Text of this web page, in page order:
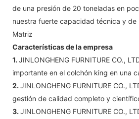
de una presión de 20 toneladas en
nuestra fuerte capacidad técnica y de
Matriz
Características de la empresa
1. JINLONGHENG FURNITURE CO.,
importante en el colchón king en una
2. JINLONGHENG FURNITURE CO.,
gestión de calidad completo y
3. JINLONGHENG FURNITURE CO.,